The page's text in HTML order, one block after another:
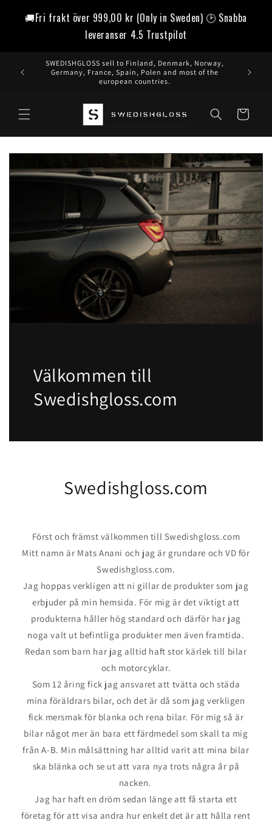
🚚Fri frakt över 999,00 kr (Only in Sweden) 🕑 Snabba
leveranser 4.5 Trustpilot
till
SWEDISHGLOSS sell to Finland, Denmark, Norway,
Germany, France, Spain, Polen and most of the
european countries.
Varukorg
Välkommen till
Swedishgloss.com
Swedishgloss.com
Först och främst välkommen till Swedishgloss.com
Mitt namn är Mats Anani och jag är grundare och VD för
Swedishgloss.com.
Jag hoppas verkligen att ni gillar de produkter som jag
erbjuder på min hemsida. För mig är det viktigt att
produkterna håller hög standard och därför har jag
noga valt ut befintliga produkter men även framtida.
Redan som barn har jag alltid haft stor kärlek till bilar
och motorcyklar.
Som 12 åring fick jag ansvaret att tvätta och städa
mina föräldrars bilar, och det är då som jag verkligen
fick mersmak för blanka och rena bilar. För mig så är
bilar något mer än bara ett färdmedel som skall ta mig
från A-B. Min målsättning har alltid varit att mina bilar
ska blänka och se ut att vara nya trots några år på
nacken.
Jag har haft en dröm sedan länge att få starta ett
företag för att visa andra hur enkelt det är att hålla rent